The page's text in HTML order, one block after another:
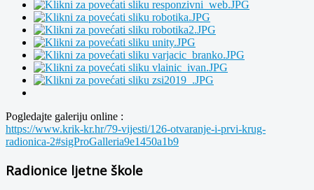
Pogledajte galeriju online :
https://www.krik-kr.hr/79-vijesti/126-otvaranje-i-prvi-krug-
radionica-2#sigProGalleria9e1450a1b9
Radionice ljetne škole